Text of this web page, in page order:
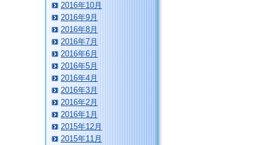
2016年10月
2016年9月
2016年8月
2016年7月
2016年6月
2016年5月
2016年4月
2016年3月
2016年2月
2016年1月
2015年12月
2015年11月